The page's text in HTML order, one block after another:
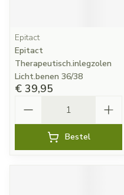
Epitact
Epitact
Therapeutisch.inlegzolen
Licht.benen 36/38
€ 39,95
Bestel